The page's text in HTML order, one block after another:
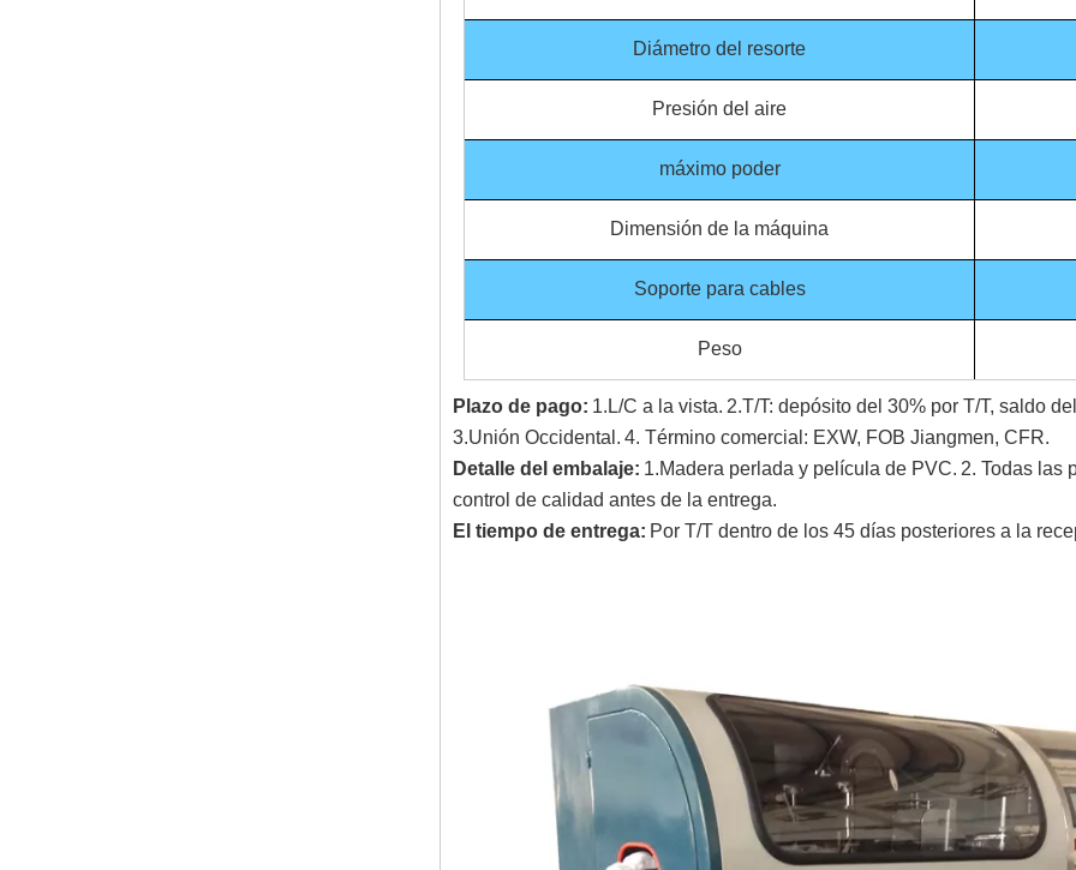
Diámetro del resorte
Presión del aire
máximo poder
Dimensión de la máquina
Soporte para cables
Peso
Plazo de pago: 1.L/C a la vista. 2.T/T: depósito del 30% por T/T, saldo
3.Unión Occidental. 4. Término comercial: EXW, FOB Jiangmen, CFR.
Detalle del embalaje: 1.Madera perlada y película de PVC. 2. Todas las
control de calidad antes de la entrega.
El tiempo de entrega: Por T/T dentro de los 45 días posteriores a la